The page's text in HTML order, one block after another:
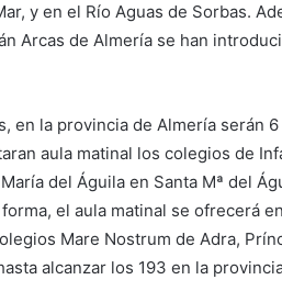
y en el Río Aguas de Sorbas.
Arcas de Almería se han
en la provincia de Almería serán
aula matinal los colegios de
del Águila en Santa Mª del
el aula matinal se ofrecerá
Mare Nostrum de Adra,
alcanzar los 193 en la